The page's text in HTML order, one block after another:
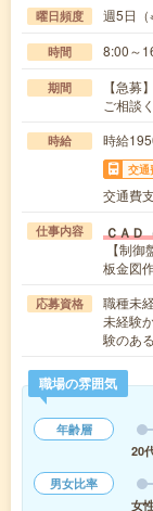
曜日頻度 週5日（
時間 8:00～
期間
【急
ご相談
時給 時給
交通
交通費
仕事内容 ＣＡＤ
【制
板金図
応募資格
職種未
未経験
験のあ
職場の雰囲気
年齢層
20
男女比率
女